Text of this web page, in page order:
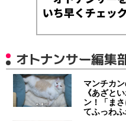
オトナンサー編集
マンチカ
《あざと
ン！「ま
てふっわふ